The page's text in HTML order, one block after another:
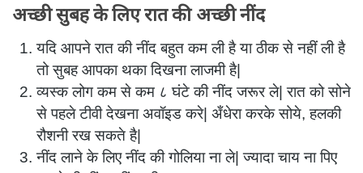
अच्छी सुबह के लिए रात की अच्छी नींद
यदि आपने रात की नींद बहुत कम ली है या ठीक से नहीं ली है
तो सुबह आपका थका दिखना लाजमी है|
व्यस्क लोग कम से कम ८ घंटे की नींद जरूर ले| रात को सोने
से पहले टीवी देखना अवॉइड करे| अँधेरा करके सोये, हलकी
रौशनी रख सकते है|
नींद लाने के लिए नींद की गोलिया ना ले| ज्यादा चाय ना पिए